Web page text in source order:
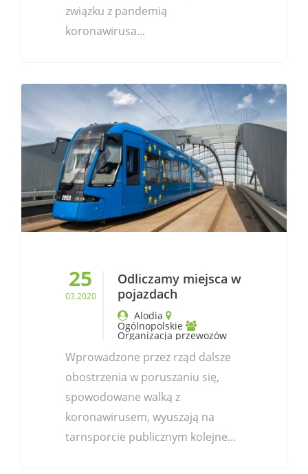
związku z pandemią
koronawirusa...
25
03.2020
Odliczamy miejsca w
pojazdach
Alodia
Ogólnopolskie
Organizacja przewozów
Wprowadzone przez rząd dalsze
obostrzenia w poruszaniu się,
spowodowane walką z
koronawirusem, wyuszają na
tarnsporcie publicznym kolejne...